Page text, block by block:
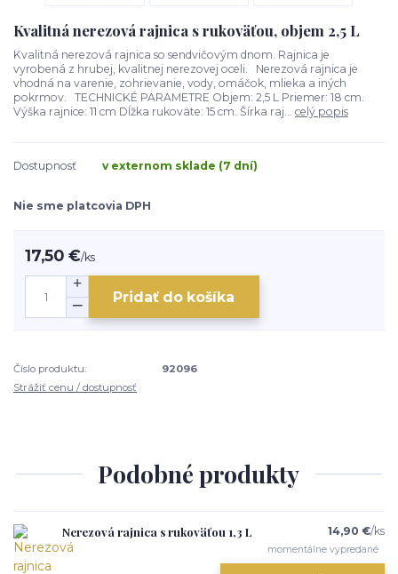
Kvalitná nerezová rajnica s rukoväťou, objem 2,5 L
Kvalitná nerezová rajnica so sendvičovým dnom. Rajnica je
vyrobená z hrubej, kvalitnej nerezovej oceli. Nerezová rajnica je
vhodná na varenie, zohrievanie, vody, omáčok, mlieka a iných
pokrmov. TECHNICKÉ PARAMETRE Objem: 2,5 L Priemer: 18 cm.
Výška rajnice: 11 cm Dĺžka rukoväte: 15 cm. Šírka raj... celý popis
Dostupnosť v externom sklade (7 dní)
Nie sme platcovia DPH
17,50 €/ks
Pridať do košíka
Číslo produktu:
92096
Strážiť cenu / dostupnosť
Podobné produkty
Nerezová rajnica s rukoväťou 1,3 L 14,90 €/ks
momentálne vypredané